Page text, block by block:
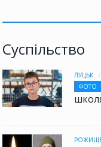
Суспільство
ЛУЦЬК
ФОТО